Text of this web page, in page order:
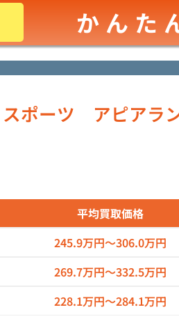
かんた
ポーツ アピアラン
平均買取価格
245.9万円～306.0万円
269.7万円～332.5万円
228.1万円～284.1万円